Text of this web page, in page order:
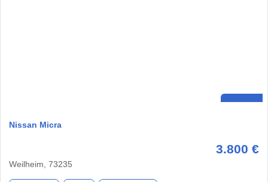
Nissan Micra
3.800 €
Weilheim, 73235